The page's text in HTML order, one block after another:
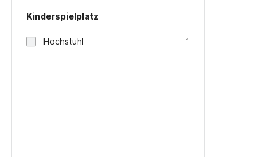
Kinderspielplatz
Hochstuhl 1